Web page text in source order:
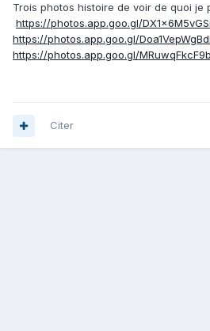
Trois photos histoire de voir de quoi je
https://photos.app.goo.gl/
https://photos.app.goo.gl/
https://photos.app.goo.gl/
Citer